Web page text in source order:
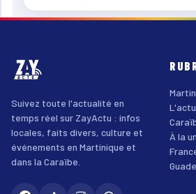
Suivez toute l'actualité en
temps réel sur ZayActu : infos
locales, faits divers, culture et
événements en Martinique et
dans la Caraïbe.
L'actu
À la